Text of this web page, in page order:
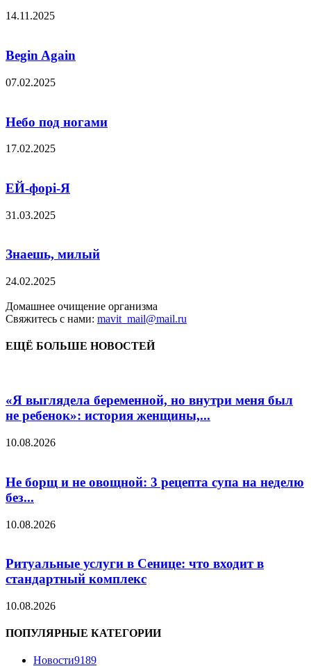
14.11.2025
Begin Again
07.02.2025
Небо под ногами
17.02.2025
ЕЙ-форі-Я
31.03.2025
Знаешь, милый
24.02.2025
Домашнее очищение организма
Свяжитесь с нами: mavit_mail@mail.ru
ЕЩЁ БОЛЬШЕ НОВОСТЕЙ
«Я выглядела беременной, но внутри меня был
не ребенок»: история женщины,...
10.08.2026
Не борщ и не овощной: 3 рецепта супа на неделю
без...
10.08.2026
Ритуальные услуги в Сенице: что входит в
стандартный комплекс
10.08.2026
ПОПУЛЯРНЫЕ КАТЕГОРИИ
Новости9189